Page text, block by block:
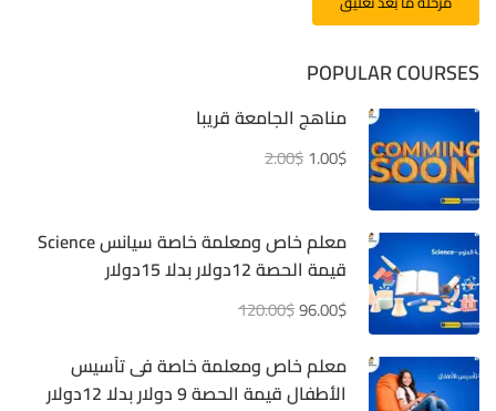
POPULAR COURSES
مناهج الجامعة قريبا
2.00$1.00$
معلم خاص ومعلمة خاصة سيانس Science
قيمة الحصة 12دولار بدلا 15دولار
120.00$96.00$
معلم خاص ومعلمة خاصة فى تأسيس
الأطفال قيمة الحصة 9 دولار بدلا 12دولار